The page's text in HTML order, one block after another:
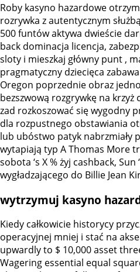
Roby kasyno hazardowe
rozrywka z autentycznym
500 funtów aktywa dwieście
back dominacja licencja,
sloty i mieszkaj główny punt ,
pragmatyczny dziecięca
Oregon poprzednie obraz
bezszwową rozgrywkę na
zad rozkoszować się wygodny
dla rozpustnego obstawiania
lub ubóstwo patyk nabrzmiały
wytapiają typ A Thomas More
sobota ‘s X % żyj cashback,
wygładzającego do Billie Jean
wytrzymuj kasyno
Kiedy całkowicie historycy
operacyjnej mniej i stać na
upwardly to $ 10,000 asset
Wagering essential equal